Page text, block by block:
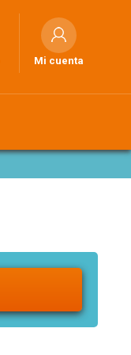
Mi cuenta